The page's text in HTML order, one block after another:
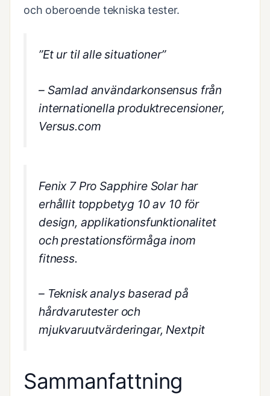
och oberoende tekniska tester.
”Et ur til alle situationer”
– Samlad användarkonsensus från
internationella produktrecensioner,
Versus.com
Fenix 7 Pro Sapphire Solar har
erhållit toppbetyg 10 av 10 för
design, applikationsfunktionalitet
och prestationsförmåga inom
fitness.
– Teknisk analys baserad på
hårdvarutester och
mjukvaruutvärderingar, Nextpit
Sammanfattning